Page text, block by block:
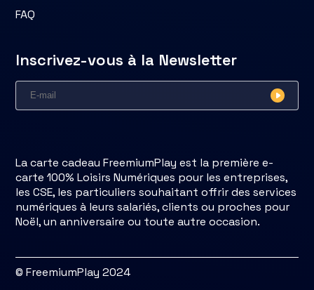
FAQ
Inscrivez-vous à la Newsletter
La carte cadeau FreemiumPlay est la première e-
carte 100% Loisirs Numériques pour les entreprises,
les CSE, les particuliers souhaitant offrir des services
numériques à leurs salariés, clients ou proches pour
Noël, un anniversaire ou toute autre occasion.
© FreemiumPlay 2024